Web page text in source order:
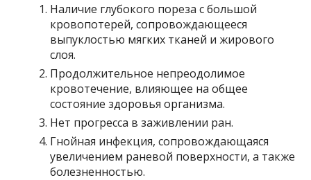
Наличие глубокого пореза с большой
кровопотерей, сопровождающееся
выпуклостью мягких тканей и жирового
слоя.
Продолжительное непреодолимое
кровотечение, влияющее на общее
состояние здоровья организма.
Нет прогресса в заживлении ран.
Гнойная инфекция, сопровождающаяся
увеличением раневой поверхности, а также
болезненностью.